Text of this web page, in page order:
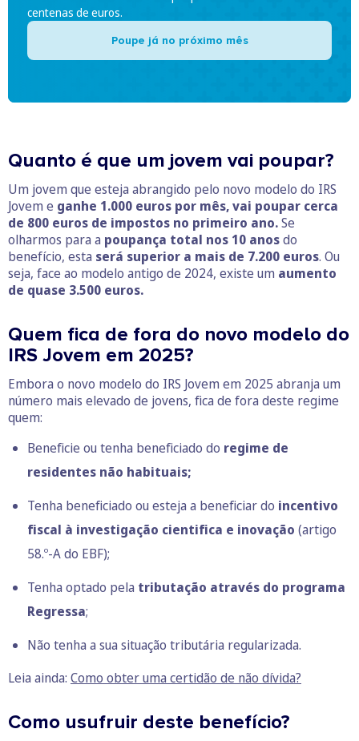
centenas de euros.
Poupe já no próximo mês
Quanto é que um jovem vai poupar?
Um jovem que esteja abrangido pelo novo modelo do IRS
Jovem e ganhe 1.000 euros por mês, vai poupar cerca
de 800 euros de impostos no primeiro ano.Se
olharmos para a poupança total nos 10 anosdo
benefício, esta será superior a mais de 7.200 euros. Ou
seja, face ao modelo antigo de 2024, existe um aumento
de quase 3.500 euros.
Quem fica de fora do novo modelo do
IRS Jovem em 2025?
Embora o novo modelo do IRS Jovem em 2025 abranja um
número mais elevado de jovens, fica de fora deste regime
quem:
Beneficie ou tenha beneficiado do regime de
residentes não habituais;
Tenha beneficiado ou esteja a beneficiar do incentivo
fiscal à investigação cientifica e inovação (artigo
58.º-A do EBF);
Tenha optado pela tributação através do programa
Regressa;
Não tenha a sua situação tributária regularizada.
Leia ainda: Como obter uma certidão de não dívida?
Como usufruir deste benefício?